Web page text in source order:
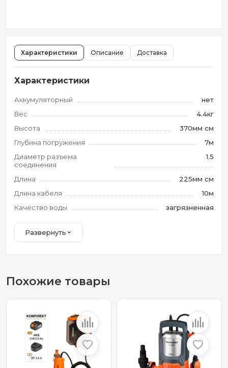
Характеристики Описание Доставка
Характеристики
Аккумуляторный
нет
Вес
4.4кг
Высота
370мм см
Глубина погружения
7м
Диаметр разъема
соединения
1.5
Длина
225мм см
Длина кабеля
10м
Качество воды
загрязненная
Развернуть
Похожие товары